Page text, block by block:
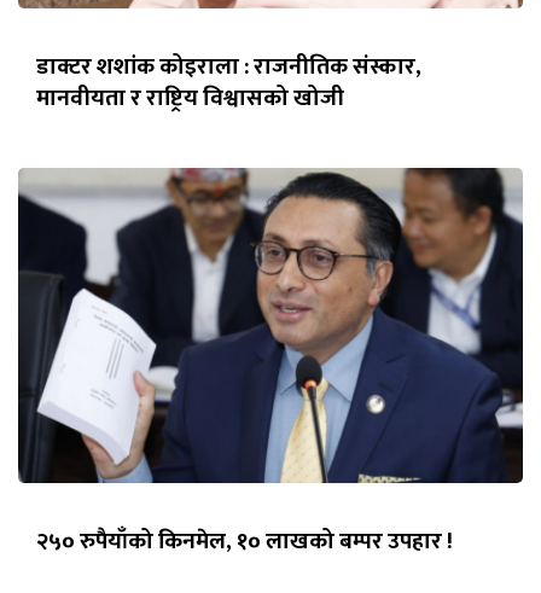
डाक्टर शशांक कोइराला : राजनीतिक संस्कार,
मानवीयता र राष्ट्रिय विश्वासको खोजी
२५० रुपैयाँको किनमेल, १० लाखको बम्पर उपहार !